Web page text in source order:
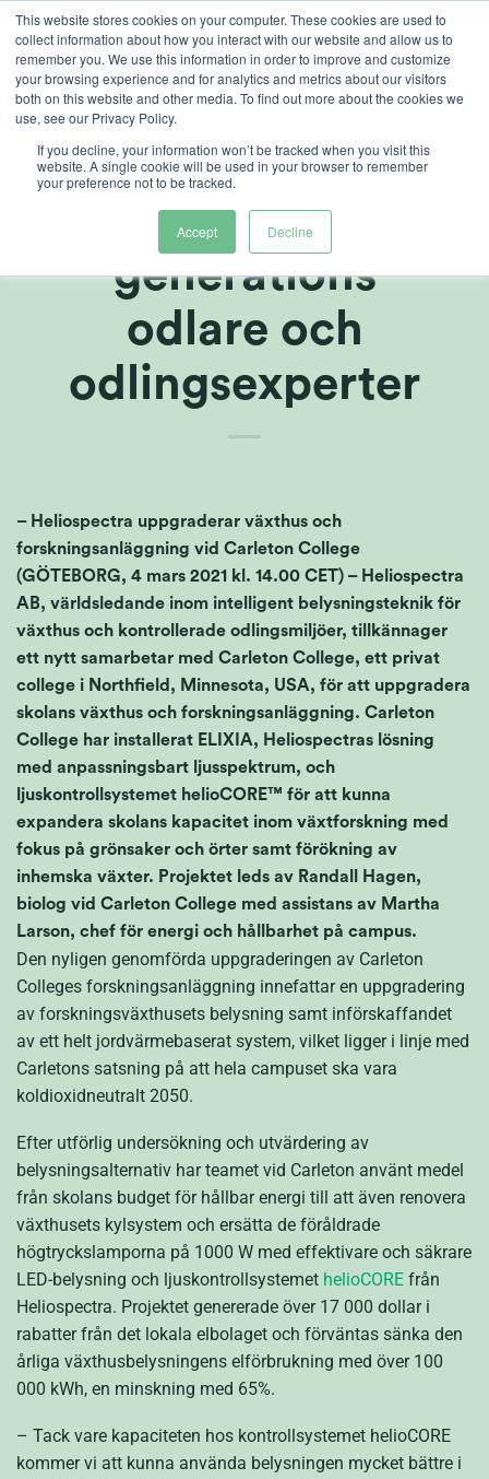
This website stores cookies on your computer. These cookies are used to
collect information about how you interact with our website and allow us to
remember you. We use this information in order to improve and customize
your browsing experience and for analytics and metrics about our visitors
both on this website and other media. To find out more about the cookies we
use, see our Privacy Policy.
If you decline, your information won’t be tracked when you visit this
website. A single cookie will be used in your browser to remember
your preference not to be tracked.
Accept Decline
Skip
content
Upplyst framtid
för nästa
generations
odlare och
odlingsexperter
– Heliospectra uppgraderar växthus och
forskningsanläggning vid Carleton College
(GÖTEBORG, 4 mars 2021 kl. 14.00 CET) – Heliospectra
AB, världsledande inom intelligent belysningsteknik för
växthus och kontrollerade odlingsmiljöer, tillkännager
ett nytt samarbetar med Carleton College, ett privat
college i Northfield, Minnesota, USA, för att uppgradera
skolans växthus och forskningsanläggning. Carleton
College har installerat ELIXIA, Heliospectras lösning
med anpassningsbart ljusspektrum, och
ljuskontrollsystemet helioCORE™ för att kunna
expandera skolans kapacitet inom växtforskning med
fokus på grönsaker och örter samt förökning av
inhemska växter. Projektet leds av Randall Hagen,
biolog vid Carleton College med assistans av Martha
Larson, chef för energi och hållbarhet på campus.
Den nyligen genomförda uppgraderingen av Carleton
Colleges forskningsanläggning innefattar en uppgradering
av forskningsväxthusets belysning samt införskaffandet
av ett helt jordvärmebaserat system, vilket ligger i linje med
Carletons satsning på att hela campuset ska vara
koldioxidneutralt 2050.
Efter utförlig undersökning och utvärdering av
belysningsalternativ har teamet vid Carleton använt medel
från skolans budget för hållbar energi till att även renovera
växthusets kylsystem och ersätta de föråldrade
högtryckslamporna på 1000 W med effektivare och säkrare
LED-belysning och ljuskontrollsystemet helioCORE från
Heliospectra. Projektet genererade över 17 000 dollar i
rabatter från det lokala elbolaget och förväntas sänka den
årliga växthusbelysningens elförbrukning med över 100
000 kWh, en minskning med 65%.
– Tack vare kapaciteten hos kontrollsystemet helioCORE
kommer vi att kunna använda belysningen mycket bättre i